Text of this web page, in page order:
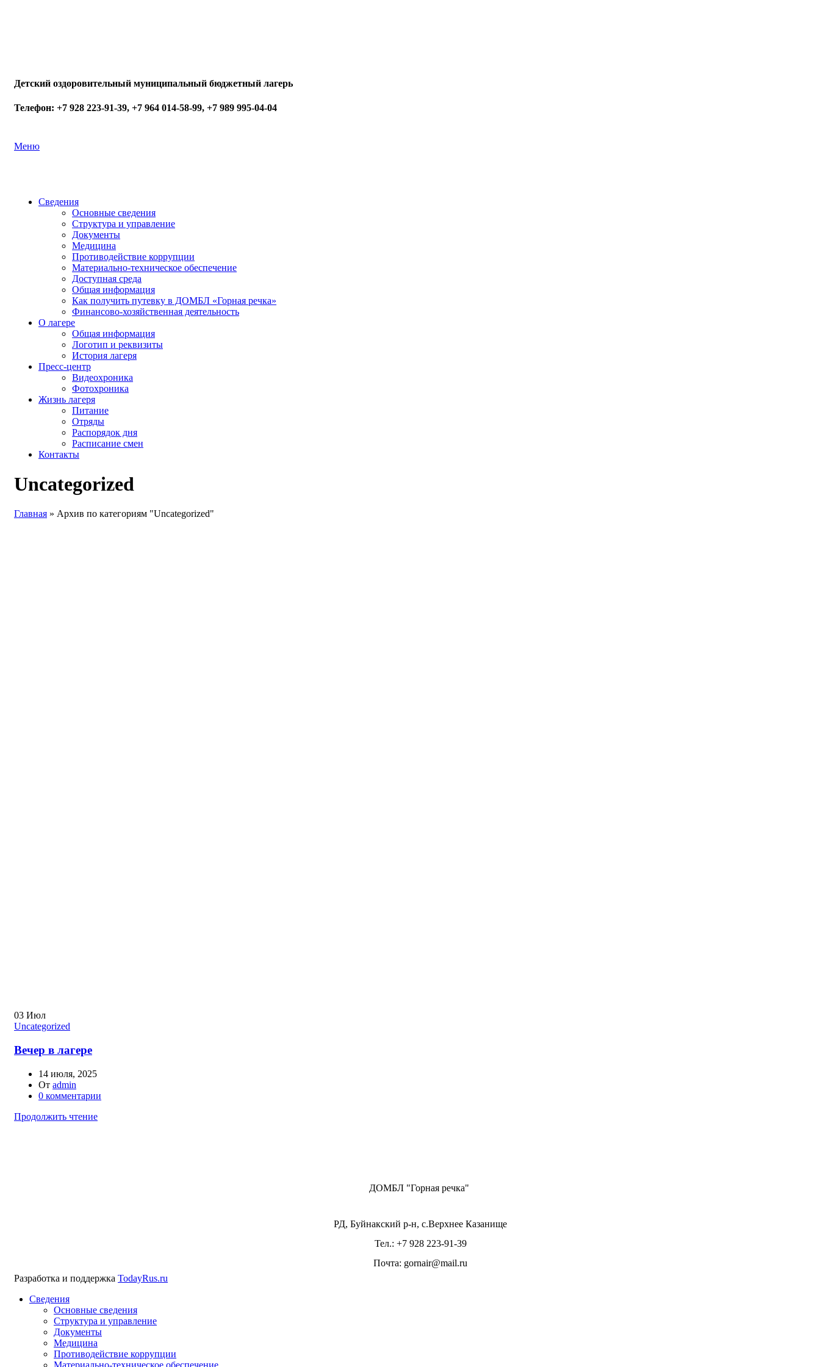
Детский оздоровительный муниципальный бюджетный лагерь
Телефон: +7 928 223-91-39, +7 964 014-58-99, +7 989 995-04-04
Меню
Сведения
Основные сведения
Структура и управление
Документы
Медицина
Противодействие коррупции
Материально-техническое обеспечение
Доступная среда
Общая информация
Как получить путевку в ДОМБЛ «Горная речка»
Финансово-хозяйственная деятельность
О лагере
Общая информация
Логотип и реквизиты
История лагеря
Пресс-центр
Видеохроника
Фотохроника
Жизнь лагеря
Питание
Отряды
Распорядок дня
Расписание смен
Контакты
Uncategorized
Главная » Архив по категориям "Uncategorized"
03 Июл
Uncategorized
Вечер в лагере
14 июля, 2025
От admin
0 комментарии
Продолжить чтение
ДОМБЛ "Горная речка"
РД, Буйнакский р-н, с.Верхнее Казанище
Тел.: +7 928 223-91-39
Почта: gornair@mail.ru
Разработка и поддержка TodayRus.ru
Сведения
Основные сведения
Структура и управление
Документы
Медицина
Противодействие коррупции
Материально-техническое обеспечение